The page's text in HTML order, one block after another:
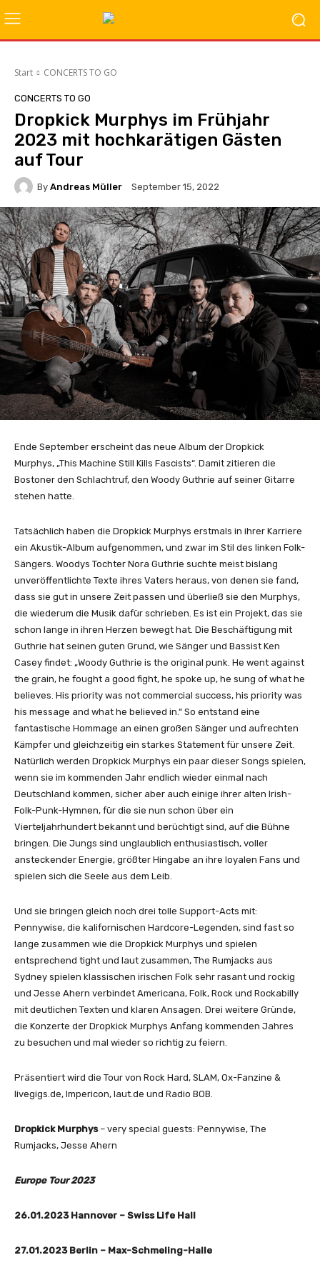
Start CONCERTS TO GO
CONCERTS TO GO
Dropkick Murphys im Frühjahr
2023 mit hochkarätigen Gästen
auf Tour
By Andreas Müller September 15, 2022
Ende September erscheint das neue Album der Dropkick
Murphys, „This Machine Still Kills Fascists“. Damit zitieren die
Bostoner den Schlachtruf, den Woody Guthrie auf seiner Gitarre
stehen hatte.
Tatsächlich haben die Dropkick Murphys erstmals in ihrer Karriere
ein Akustik-Album aufgenommen, und zwar im Stil des linken Folk-
Sängers. Woodys Tochter Nora Guthrie suchte meist bislang
unveröffentlichte Texte ihres Vaters heraus, von denen sie fand,
dass sie gut in unsere Zeit passen und überließ sie den Murphys,
die wiederum die Musik dafür schrieben. Es ist ein Projekt, das sie
schon lange in ihren Herzen bewegt hat. Die Beschäftigung mit
Guthrie hat seinen guten Grund, wie Sänger und Bassist Ken
Casey findet: „Woody Guthrie is the original punk. He went against
the grain, he fought a good fight, he spoke up, he sung of what he
believes. His priority was not commercial success, his priority was
his message and what he believed in.“ So entstand eine
fantastische Hommage an einen großen Sänger und aufrechten
Kämpfer und gleichzeitig ein starkes Statement für unsere Zeit.
Natürlich werden Dropkick Murphys ein paar dieser Songs spielen,
wenn sie im kommenden Jahr endlich wieder einmal nach
Deutschland kommen, sicher aber auch einige ihrer alten Irish-
Folk-Punk-Hymnen, für die sie nun schon über ein
Vierteljahrhundert bekannt und berüchtigt sind, auf die Bühne
bringen. Die Jungs sind unglaublich enthusiastisch, voller
ansteckender Energie, größter Hingabe an ihre loyalen Fans und
spielen sich die Seele aus dem Leib.
Und sie bringen gleich noch drei tolle Support-Acts mit:
Pennywise, die kalifornischen Hardcore-Legenden, sind fast so
lange zusammen wie die Dropkick Murphys und spielen
entsprechend tight und laut zusammen, The Rumjacks aus
Sydney spielen klassischen irischen Folk sehr rasant und rockig
und Jesse Ahern verbindet Americana, Folk, Rock und Rockabilly
mit deutlichen Texten und klaren Ansagen. Drei weitere Gründe,
die Konzerte der Dropkick Murphys Anfang kommenden Jahres
zu besuchen und mal wieder so richtig zu feiern.
Präsentiert wird die Tour von Rock Hard, SLAM, Ox-Fanzine &
livegigs.de, Impericon, laut.de und Radio BOB.
Dropkick Murphys– very special guests: Pennywise, The
Rumjacks, Jesse Ahern
Europe Tour 2023
26.01.2023 Hannover – Swiss Life Hall
27.01.2023 Berlin – Max-Schmeling-Halle